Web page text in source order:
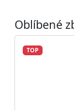
Oblíbené
TOP